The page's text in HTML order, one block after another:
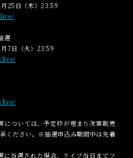
25日（木）23:59
選
7日（火）23:59
については、予定枠が埋まり次第販売
ください。※抽選申込み期間中は先着
に当選された場合、ライブ当日までフ